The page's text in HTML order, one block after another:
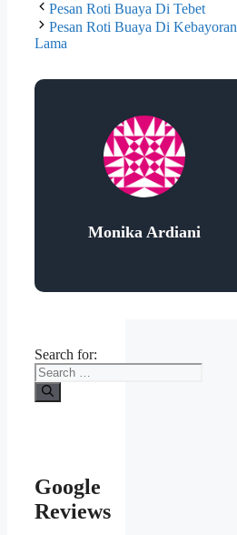
Pesan Roti Buaya Di Tebet
Pesan Roti Buaya Di Kebayoran
Lama
Monika Ardiani
Search for:
Google
Reviews